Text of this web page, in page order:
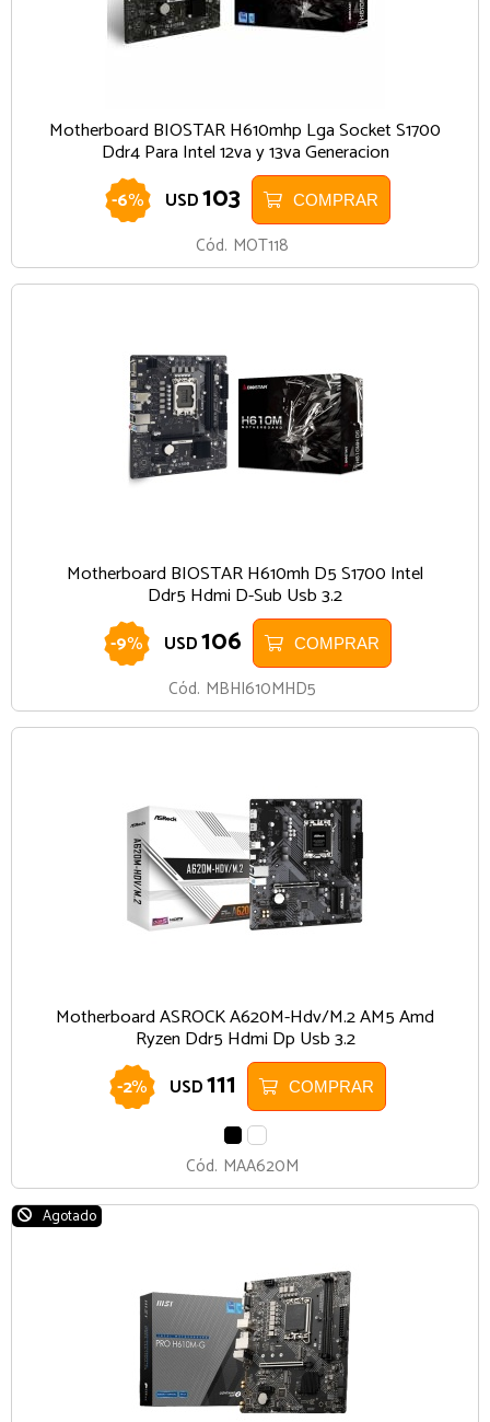
Motherboard BIOSTAR H610mhp Lga Socket S1700
Ddr4 Para Intel 12va y 13va Generacion
-6% USD103 COMPRAR
Cód. MOT118
Motherboard BIOSTAR H610mh D5 S1700 Intel
Ddr5 Hdmi D-Sub Usb 3.2
-9% USD106 COMPRAR
Cód. MBHI610MHD5
Motherboard ASROCK A620M-Hdv/M.2 AM5 Amd
Ryzen Ddr5 Hdmi Dp Usb 3.2
-2% USD111 COMPRAR
Cód. MAA620M
Agotado